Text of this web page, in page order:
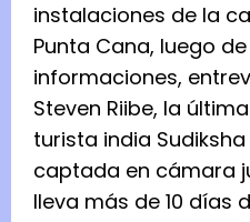
instalaciones de la
Punta Cana, luego
informaciones,
Steven Riibe, la
turista india
captada en cámara
lleva más de 10 días